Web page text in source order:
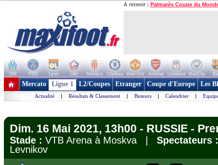
A retenir : Palmarès Coupe du
OM PSG Lyon Lille Monaco Chelsea Man Utd Arsenal Liverpool ManCity
+ de clubs
Mercato Ligue 1 L2/Coupes Etranger Coupe d'Europe Les
Actualité | Résultats & Classement | Buteurs | Calendrier |
Dim. 16 Mai 2021, 13h00 - RUSSIE -
Stade : VTB Arena à Moskva | Spectateurs :
Levnikov